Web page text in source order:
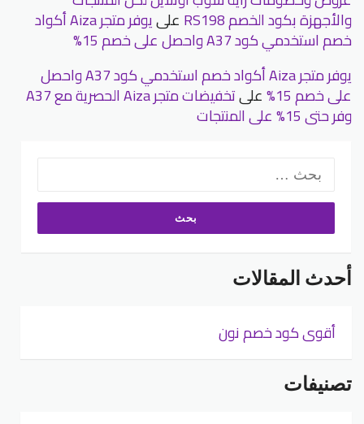
والأجهزة بكود الخصم RS198 على يوفر متجر Aiza أكواد
خصم استخدمي كود A37 واحصل على خصم 15%
يوفر متجر Aiza أكواد خصم استخدمي كود A37 واحصل
على خصم 15% على تخفيضات متجر Aiza الحصرية مع A37
وفر حتى 15% على المنتجات
البحث
عن:
أحدث المقالات
أقوى كود خصم نون
تصنيفات